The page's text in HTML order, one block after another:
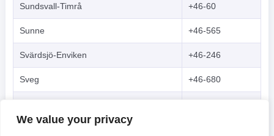
We value your privacy
Sundsvall-Timrå +46-60
Sunne +46-565
Svärdsjö-Enviken +46-246
Sveg +46-680